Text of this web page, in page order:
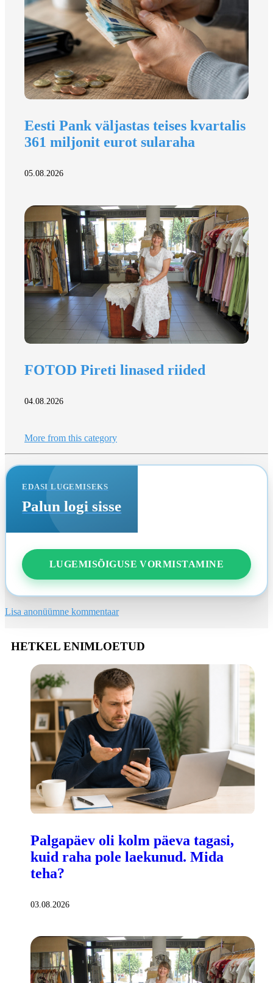
Eesti Pank väljastas teises kvartalis
361 miljonit eurot sularaha
05.08.2026
FOTOD Pireti linased riided
04.08.2026
More from this category
EDASI LUGEMISEKS
Palun logi sisse
LUGEMISÕIGUSE VORMISTAMINE
Lisa anonüümne kommentaar
HETKEL ENIMLOETUD
Palgapäev oli kolm päeva tagasi,
kuid raha pole laekunud. Mida
teha?
03.08.2026